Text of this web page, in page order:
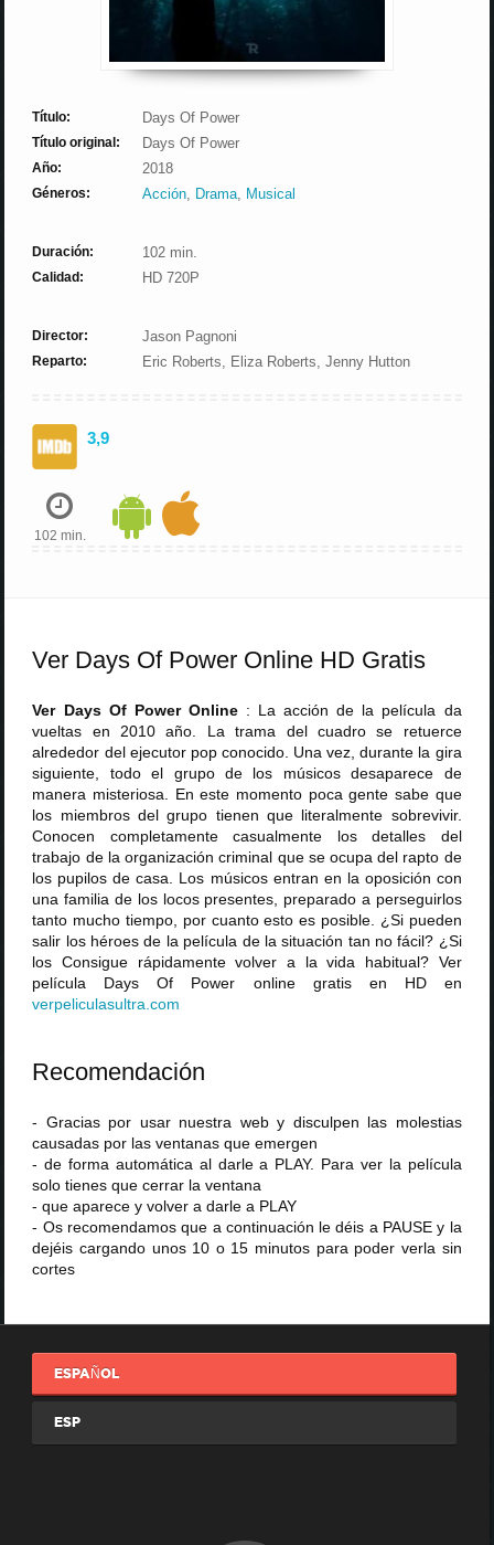
Título: Days Of Power
Título original: Days Of Power
Año: 2018
Géneros: Acción, Drama, Musical
Duración: 102 min.
Calidad: HD 720P
Director: Jason Pagnoni
Reparto: Eric Roberts, Eliza Roberts, Jenny Hutton
3,9
102 min.
Ver Days Of Power Online HD Gratis
Ver Days Of Power Online : La acción de la película da
vueltas en 2010 año. La trama del cuadro se retuerce
alrededor del ejecutor pop conocido. Una vez, durante la gira
siguiente, todo el grupo de los músicos desaparece de
manera misteriosa. En este momento poca gente sabe que
los miembros del grupo tienen que literalmente sobrevivir.
Conocen completamente casualmente los detalles del
trabajo de la organización criminal que se ocupa del rapto de
los pupilos de casa. Los músicos entran en la oposición con
una familia de los locos presentes, preparado a perseguirlos
tanto mucho tiempo, por cuanto esto es posible. ¿Si pueden
salir los héroes de la película de la situación tan no fácil? ¿Si
los Consigue rápidamente volver a la vida habitual? Ver
película Days Of Power online gratis en HD en
verpeliculasultra .com
Recomendación
- Gracias por usar nuestra web y disculpen las molestias
causadas por las ventanas que emergen
- de forma automática al darle a PLAY. Para ver la película
solo tienes que cerrar la ventana
- que aparece y volver a darle a PLAY
- Os recomendamos que a continuación le déis a PAUSE y la
dejéis cargando unos 10 o 15 minutos para poder verla sin
cortes
ESPAÑOL
ESP